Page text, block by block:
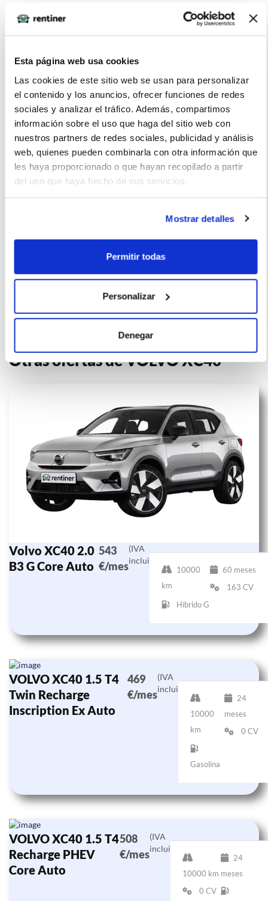
Esta página web usa cookies
Las cookies de este sitio web se usan para personalizar
el contenido y los anuncios, ofrecer funciones de redes
sociales y analizar el tráfico. Además, compartimos
información sobre el uso que haga del sitio web con
nuestros partners de redes sociales, publicidad y análisis
web, quienes pueden combinarla con otra información que
les haya proporcionado o que hayan recopilado a partir
del uso que haya hecho de sus servicios.
Mostrar detalles
Permitir todas
Personalizar
Denegar
seguridad
Pablo L. (2022-02-02)
Tengo un Volvo XC40 y me encanta. Me encanta el diseño
moderno, la tecnología de vanguardia y la seguridad de
primera clase. La comodidad de los asientos es bastante
buena y la conducción es suave y cómoda.
La imagen del coche puede no coincidir con el vehículo
ofertado. Los datos y la información publicada ha sido
efectos informativos no contractuales.
Otras ofertas de VOLVO XC40
Volvo XC40 2.0
B3 G Core Auto
543
€/mes
(IVA
incluido)
10000
km
60 meses
163 CV
Híbrido G
VOLVO XC40 1.5 T4
Twin Recharge
Inscription Ex Auto
469
€/mes
(IVA
incluido)
10000
km
24
meses
0 CV
Gasolina
VOLVO XC40 1.5 T4
Recharge PHEV
Core Auto
508
€/mes
(IVA
incluido)
10000 km
24
meses
0 CV